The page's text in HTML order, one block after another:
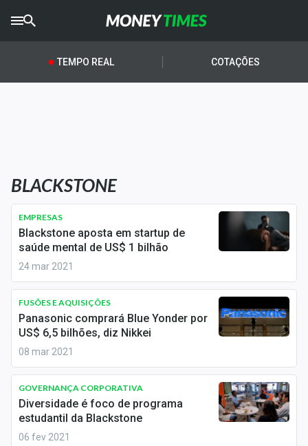
CRYPTOTIMES
AGROTIMES
Newsletters
Money Trader
Anuncie
Últimas Notícias
Newsletters
Cotações
Comprar ou vender?
Carteiras Recomendadas
Central de Dividendos
TEMPO REAL COTAÇÕES
BLACKSTONE
EMPRESAS
Blackstone aposta em startup de
saúde mental de US$ 1 bilhão
24 mar 2021
FUSÕES E AQUISIÇÕES
Panasonic comprará Blue Yonder por
US$ 6,5 bilhões, diz Nikkei
08 mar 2021
GOVERNANÇA CORPORATIVA
Diversidade é foco de programa
estudantil da Blackstone
06 fev 2021